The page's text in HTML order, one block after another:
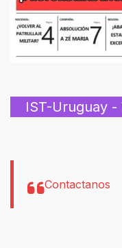
IST-Uruguay
Contactanos